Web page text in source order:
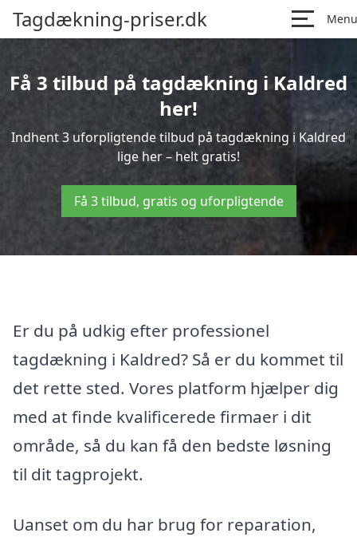
Tagdækning-priser.dk Menu
Få 3 tilbud på tagdækning i Kaldred
her!
Indhent 3 uforpligtende tilbud på tagdækning i Kaldred
lige her – helt gratis!
Få 3 tilbud, gratis og uforpligtende
Er du på udkig efter professionel
tagdækning i Kaldred? Så er du kommet til
det rette sted. Vores platform hjælper dig
med at finde kvalificerede firmaer i dit
område, så du kan få den bedste løsning
til dit tagprojekt.
Uanset om du har brug for reparation,